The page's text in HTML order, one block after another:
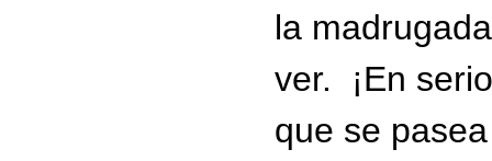
la
ver. ¡En
que se